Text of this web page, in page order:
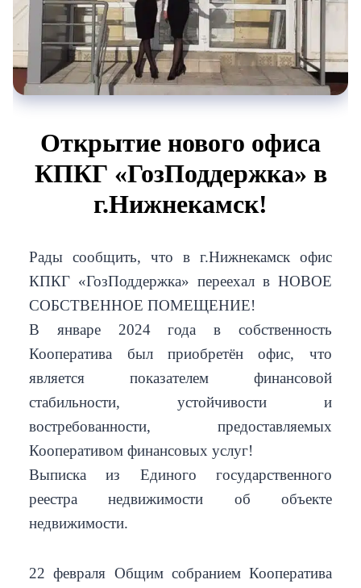
Открытие нового офиса
КПКГ «ГозПоддержка» в
г.Нижнекамск!
Рады сообщить, что в г.Нижнекамск офис
КПКГ «ГозПоддержка» переехал в НОВОЕ
СОБСТВЕННОЕ ПОМЕЩЕНИЕ!
В январе 2024 года в собственность
Кооператива был приобретён офис, что
является показателем финансовой
стабильности, устойчивости и
востребованности, предоставляемых
Кооперативом финансовых услуг!
Выписка из Единого государственного
реестра недвижимости об объекте
недвижимости.
22 февраля Общим собранием Кооператива